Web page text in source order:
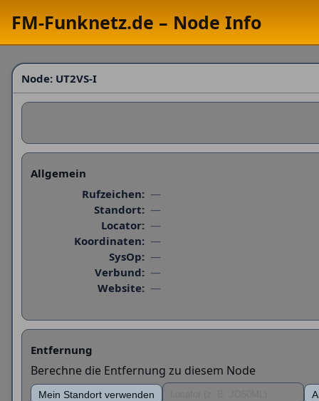
FM-Funknetz.de – Node Info
Node: UT2VS-I
Allgemein
Rufzeichen: —
Standort: —
Locator: —
Koordinaten: —
SysOp: —
Verbund: —
Website: —
Entfernung
Berechne die Entfernung zu diesem Node
Mein Standort verwenden